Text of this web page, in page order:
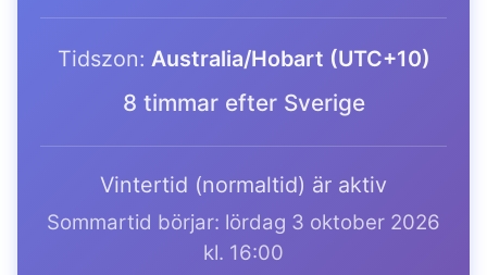
Tidszon: Australia/Hobart (UTC+10)
8 timmar efter Sverige
Vintertid (normaltid) är aktiv
Sommartid börjar: lördag 3 oktober 2026
kl. 16:00